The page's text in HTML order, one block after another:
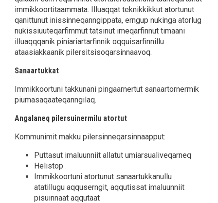
immikkoortitaammata. Illuaqqat teknikkikkut atortunut
qanittunut inissinneqanngippata, erngup nukinga atorlug
nukissiuuteqarfimmut tatsinut imeqarfinnut timaani
illuaqqqanik piniariartarfinnik oqquisarfinnillu
ataasiakkaanik pilersitsisoqarsinnaavoq.
Sanaartukkat
Immikkoortuni takkunani pingaarnertut sanaartornermik
piumasaqaateqanngilaq.
Angalaneq pilersuinermilu atortut
Kommunimit makku pilersinneqarsinnaapput:
Puttasut imaluunniit allatut umiarsualiveqarneq
Helistop
Immikkoortuni atortunut sanaartukkanullu
atatillugu aqquserngit, aqqutissat imaluunniit
pisuinnaat aqqutaat